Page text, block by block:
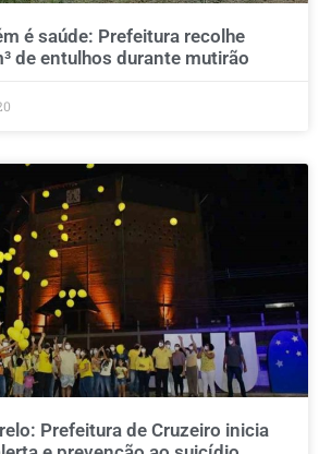
é saúde: Prefeitura recolhe
de entulhos durante mutirão
Prefeitura de Cruzeiro inicia